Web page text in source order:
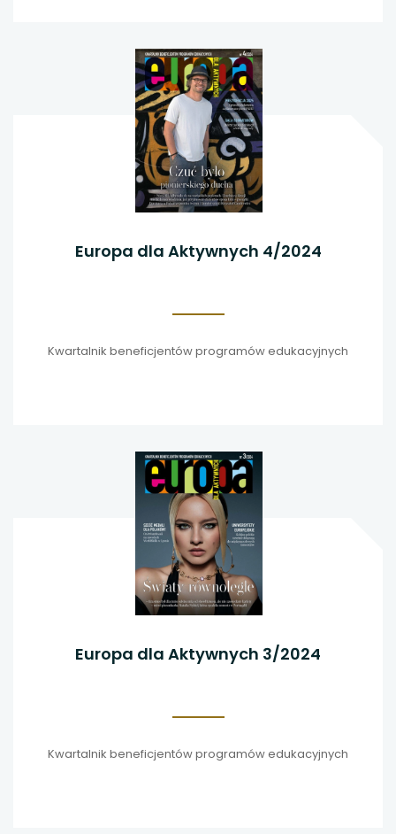
Europa dla Aktywnych 4/2024
Kwartalnik beneficjentów programów edukacyjnych
Europa dla Aktywnych 3/2024
Kwartalnik beneficjentów programów edukacyjnych